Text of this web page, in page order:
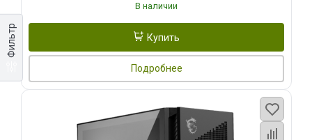
Фильтр
В наличии
Купить
Подробнее